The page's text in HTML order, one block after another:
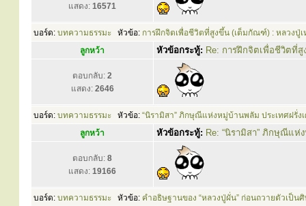
แสดง: 16571
บอร์ด: บทความธรรมะ หัวข้อ: การฝึกจิตเพื่อชีวิตที่สูงขึ้น (เต็มกัณฑ์) : หลวงปู่
ลูกหว้า
หัวข้อกระทู้: Re: การฝึกจิตเพื่อชีวิตที่
ตอบกลับ: 2
แสดง: 2646
บอร์ด: บทความธรรมะ หัวข้อ: “นิรามิสา” ภิกษุณีแห่งหมู่บ้านพลัม ประเทศฝรั่ง
ลูกหว้า
หัวข้อกระทู้: Re: “นิรามิสา” ภิกษุณีแห่
ตอบกลับ: 8
แสดง: 19166
บอร์ด: บทความธรรมะ หัวข้อ: คำอธิษฐานของ “หลวงปู่ผั่น” ก่อนถวายตัวเป็น